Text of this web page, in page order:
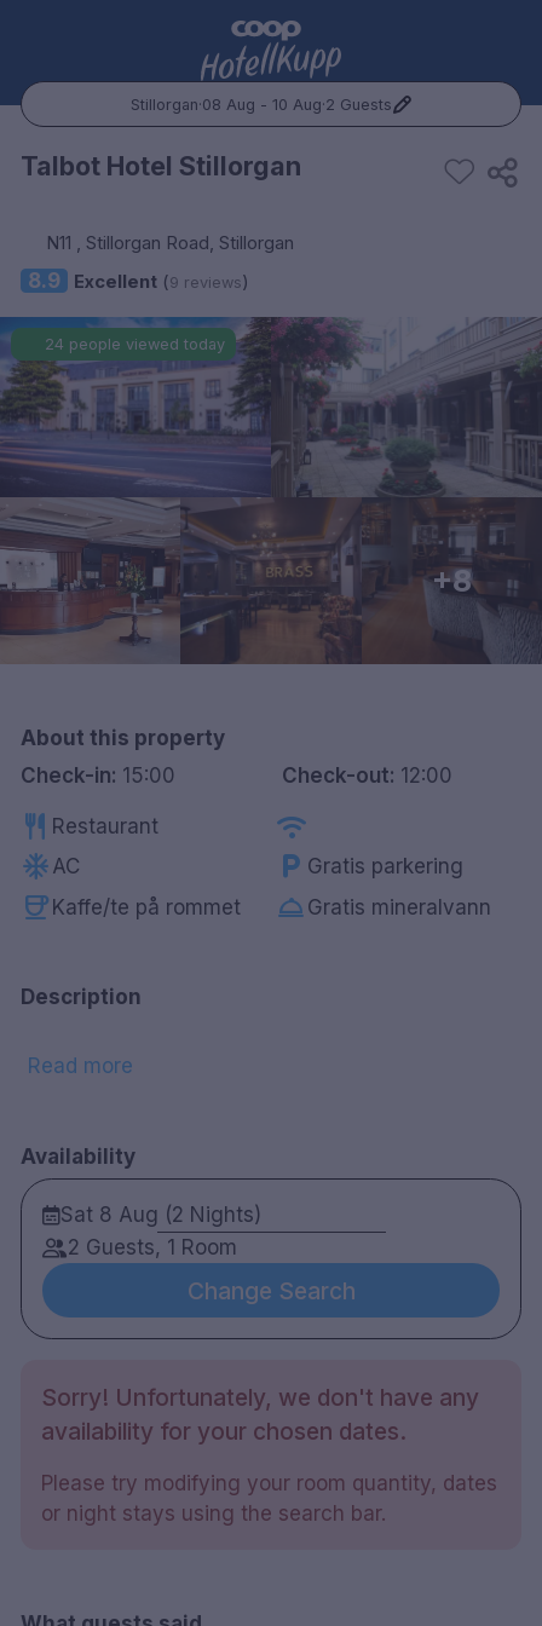
Stillorgan·08 Aug - 10 Aug·2 Guests
Popular Destinations:
Oslo
Bergen
Trondheim
Hele Sverige
Stockholm
Göteborg
Hele Danmark
Talbot Hotel Stillorgan
N11 , Stillorgan Road, Stillorgan
8.9 Excellent(9 reviews)
24 people viewed today
+8
About this property
Check-in: 15:00 Check-out: 12:00
restaurant Restaurant
wifi
ac_unit AC local_parking Gratis parkering
coffee Kaffe/te på rommet room_service Gratis mineralvann
Description
Read more
Availability
Sat 8 Aug (2 Nights)
2 Guests, 1 Room
Change Search
Sorry! Unfortunately, we don't have any
availability for your chosen dates.
Please try modifying your room quantity, dates
or night stays using the search bar.